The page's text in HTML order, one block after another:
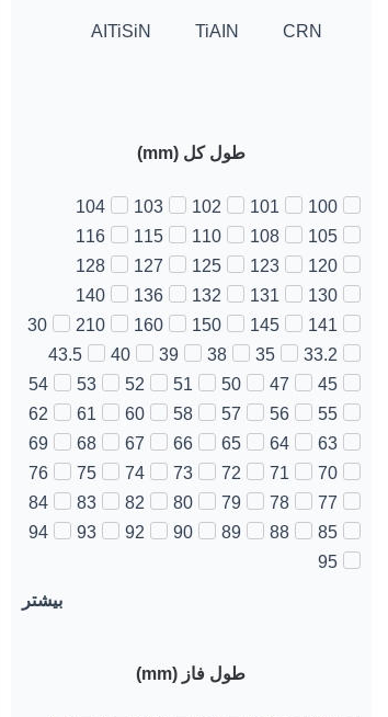
CRN
TiAIN
AITiSiN
طول کل (mm)
100
101
102
103
104
105
108
110
115
116
120
123
125
127
128
130
131
132
136
140
141
145
150
160
210
30
33.2
35
38
39
40
43.5
45
47
50
51
52
53
54
55
56
57
58
60
61
62
63
64
65
66
67
68
69
70
71
72
73
74
75
76
77
78
79
80
82
83
84
85
88
89
90
92
93
94
95
بیشتر
طول فاز (mm)